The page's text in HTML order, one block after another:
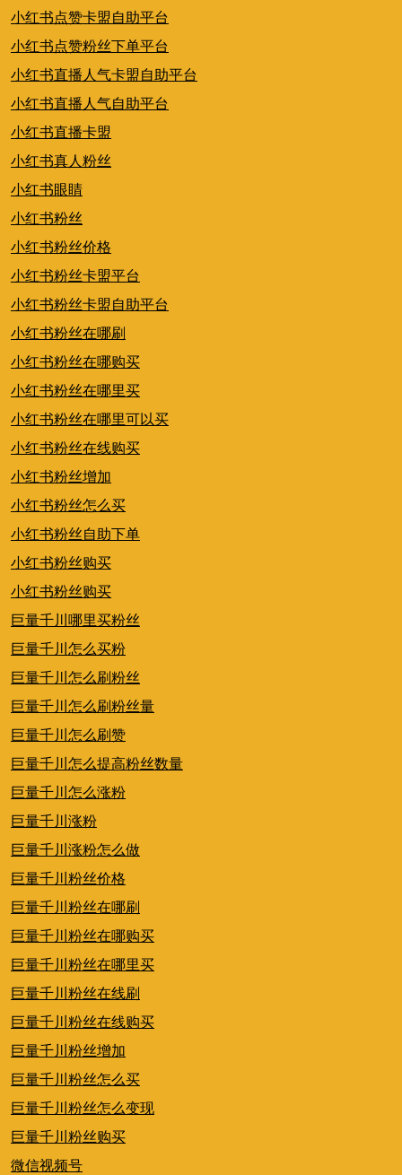
小红书点赞卡盟自助平台
小红书点赞粉丝下单平台
小红书直播人气卡盟自助平台
小红书直播人气自助平台
小红书直播卡盟
小红书真人粉丝
小红书眼睛
小红书粉丝
小红书粉丝价格
小红书粉丝卡盟平台
小红书粉丝卡盟自助平台
小红书粉丝在哪刷
小红书粉丝在哪购买
小红书粉丝在哪里买
小红书粉丝在哪里可以买
小红书粉丝在线购买
小红书粉丝增加
小红书粉丝怎么买
小红书粉丝自助下单
小红书粉丝购买
小红书粉丝购买
巨量千川哪里买粉丝
巨量千川怎么买粉
巨量千川怎么刷粉丝
巨量千川怎么刷粉丝量
巨量千川怎么刷赞
巨量千川怎么提高粉丝数量
巨量千川怎么涨粉
巨量千川涨粉
巨量千川涨粉怎么做
巨量千川粉丝价格
巨量千川粉丝在哪刷
巨量千川粉丝在哪购买
巨量千川粉丝在哪里买
巨量千川粉丝在线刷
巨量千川粉丝在线购买
巨量千川粉丝增加
巨量千川粉丝怎么买
巨量千川粉丝怎么变现
巨量千川粉丝购买
微信视频号